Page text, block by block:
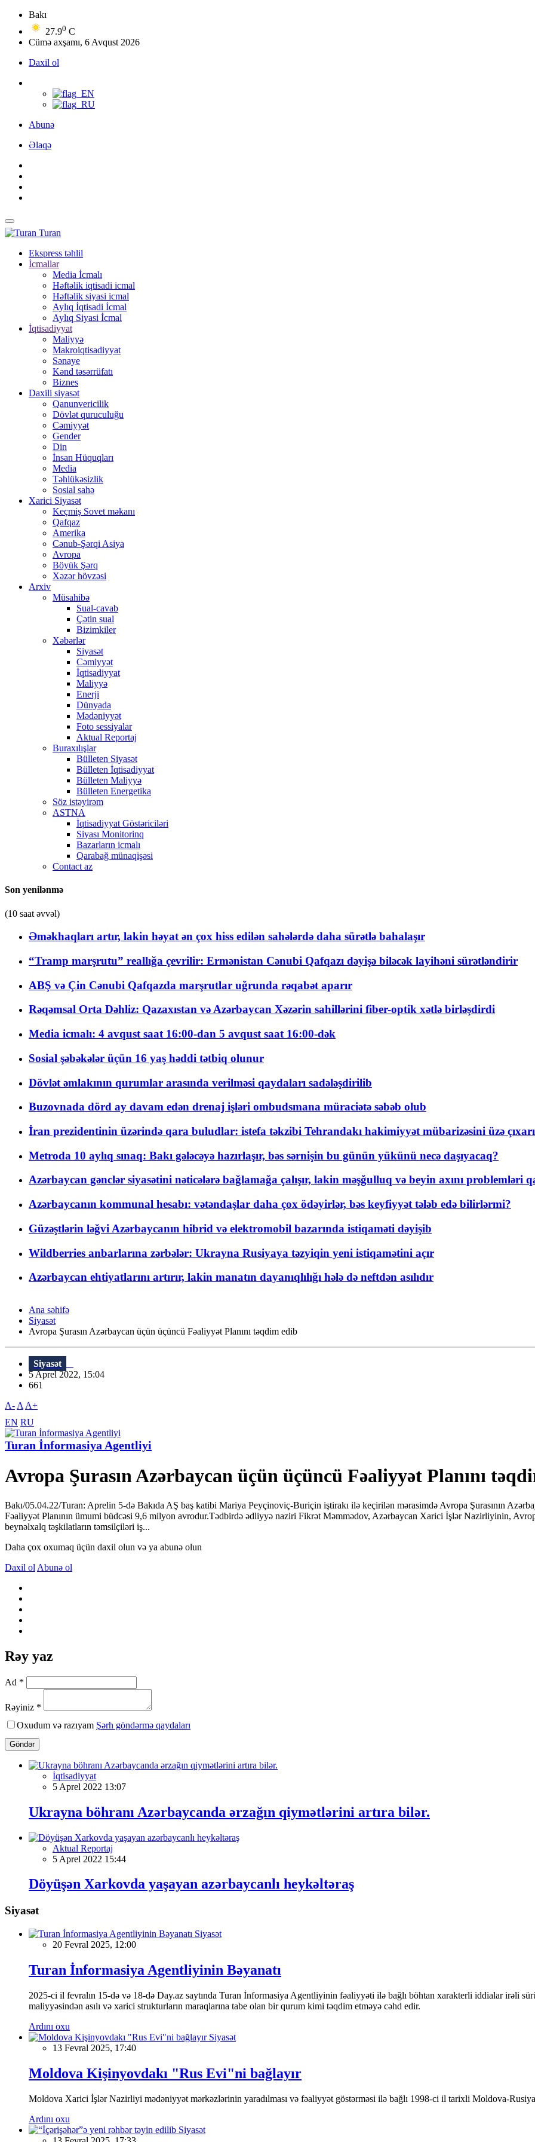
Bakı
27.90 C
Cümə axşamı, 6 Avqust 2026
Daxil ol
Abunə
Əlaqə
Turan
Ekspress təhlil
İcmallar
Media İcmalı
Həftəlik iqtisadi icmal
Həftəlik siyasi icmal
Aylıq İqtisadi İcmal
Aylıq Siyasi İcmal
İqtisadiyyat
Maliyyə
Makroiqtisadiyyat
Sənaye
Kənd təsərrüfatı
Biznes
Daxili siyasət
Qanunvericilik
Dövlət quruculuğu
Cəmiyyət
Gender
Din
İnsan Hüquqları
Media
Təhlükəsizlik
Sosial sahə
Xarici Siyasət
Keçmiş Sovet məkanı
Qafqaz
Amerika
Cənub-Şərqi Asiya
Avropa
Böyük Şərq
Xəzər hövzəsi
Arxiv
Müsahibə
Sual-cavab
Çətin sual
Bizimkiler
Xəbərlər
Siyasət
Cəmiyyət
İqtisadiyyat
Maliyyə
Enerji
Dünyada
Mədəniyyət
Foto sessiyalar
Aktual Reportaj
Buraxılışlar
Bülleten Siyasət
Bülleten İqtisadiyyat
Bülleten Maliyyə
Bülleten Energetika
Söz istəyirəm
ASTNA
İqtisadiyyat Göstəriciləri
Siyası Monitorinq
Bazarların icmalı
Qarabağ münaqişəsi
Contact az
Son yenilənmə
(10 saat əvvəl)
Əməkhaqları artır, lakin həyat ən çox hiss edilən sahələrdə daha sürətlə bahalaşır
“Tramp marşrutu” reallığa çevrilir: Ermənistan Cənubi Qafqazı dəyişə biləcək layihəni sürətləndirir
ABŞ və Çin Cənubi Qafqazda marşrutlar uğrunda rəqabət aparır
Rəqəmsal Orta Dəhliz: Qazaxıstan və Azərbaycan Xəzərin sahillərini fiber-optik xətlə birləşdirdi
Media icmalı: 4 avqust saat 16:00-dan 5 avqust saat 16:00-dək
Sosial şəbəkələr üçün 16 yaş həddi tətbiq olunur
Dövlət əmlakının qurumlar arasında verilməsi qaydaları sadələşdirilib
Buzovnada dörd ay davam edən drenaj işləri ombudsmana müraciətə səbəb olub
İran prezidentinin üzərində qara buludlar: istefa təkzibi Tehrandakı hakimiyyət mübarizəsini üzə
Metroda 10 aylıq sınaq: Bakı gələcəyə hazırlaşır, bəs sərnişin bu günün yükünü necə daşıyacaq?
Azərbaycan gənclər siyasətini nəticələrə bağlamağa çalışır, lakin məşğulluq və beyin axını problemləri
Azərbaycanın kommunal hesabı: vətəndaşlar daha çox ödəyirlər, bəs keyfiyyət tələb edə bilirlərmi?
Güzəştlərin ləğvi Azərbaycanın hibrid və elektromobil bazarında istiqaməti dəyişib
Wildberries anbarlarına zərbələr: Ukrayna Rusiyaya təzyiqin yeni istiqamətini açır
Azərbaycan ehtiyatlarını artırır, lakin manatın dayanıqlılığı hələ də neftdən asılıdır
Ana səhifə
Siyasət
Avropa Şurasın Azərbaycan üçün üçüncü Fəaliyyət Planını təqdim edib
Siyasət
5 Aprel 2022, 15:04
661
A- A A+
EN RU
Turan İnformasiya Agentliyi
Avropa Şurasın Azərbaycan üçün üçüncü Fəaliyyət Planını
Bakı/05.04.22/Turan: Aprelin 5-də Bakıda AŞ baş katibi Mariya Peyçinoviç-Buriçin iştirakı ilə keçirilən mərasimdə Avropa Şurasının
Fəaliyyət Planının ümumi büdcəsi 9,6 milyon avrodur.Tədbirdə ədliyyə naziri Fikrət Məmmədov, Azərbaycan Xarici İşlər Nazirliyinin,
beynəlxalq təşkilatların təmsilçiləri iş...
Daha çox oxumaq üçün daxil olun və ya abunə olun
Daxil ol Abunə ol
Rəy yaz
Ad *
Rəyiniz *
Oxudum və razıyam Şərh göndərmə qaydaları
Göndər
İqtisadiyyat
5 Aprel 2022 13:07
Ukrayna böhranı Azərbaycanda ərzağın qiymətlərini artıra bilər.
Aktual Reportaj
5 Aprel 2022 15:44
Döyüşən Xarkovda yaşayan azərbaycanlı heykəltəraş
Siyasət
Siyasət
20 Fevral 2025, 12:00
Turan İnformasiya Agentliyinin Bəyanatı
2025-ci il fevralın 15-də və 18-də Day.az saytında Turan İnformasiya Agentliyinin fəaliyyəti ilə bağlı böhtan xarakterli iddialar irəli
maliyyəsindən asılı və xarici strukturların maraqlarına tabe olan bir qurum kimi təqdim etməyə cəhd edir.
Ardını oxu
Siyasət
13 Fevral 2025, 17:40
Moldova Kişinyovdakı "Rus Evi"ni bağlayır
Moldova Xarici İşlər Nazirliyi mədəniyyət mərkəzlərinin yaradılması və fəaliyyət göstərməsi ilə bağlı 1998-ci il tarixli Moldova-
Ardını oxu
Siyasət